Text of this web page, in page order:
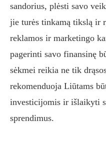
sandorius, plėsti savo
jie turės tinkamą tikslą ir
reklamos ir marketingo
pagerinti savo finansinę
sėkmei reikia ne tik
rekomenduoja Liūtams
investicijomis ir išlaikyti
sprendimus.